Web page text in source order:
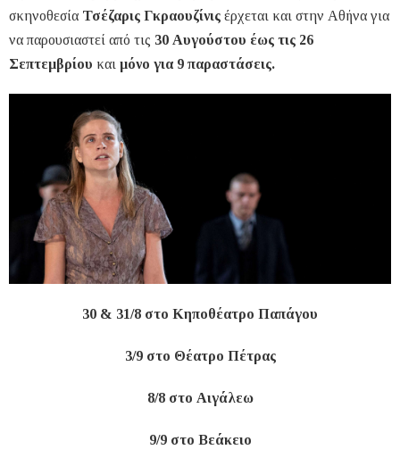
σκηνοθεσία Τσέζαρις Γκραουζίνις έρχεται και στην Αθήνα για
να παρουσιαστεί από τις 30 Αυγούστου έως τις 26
Σεπτεμβρίου και μόνο για 9 παραστάσεις.
30 & 31/8 στο Κηποθέατρο Παπάγου
3/9 στο Θέατρο Πέτρας
8/8 στο Αιγάλεω
9/9 στο Βεάκειο